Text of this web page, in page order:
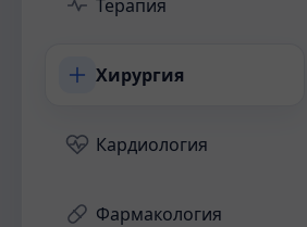
Терапия
Хирургия
Кардиология
Фармакология